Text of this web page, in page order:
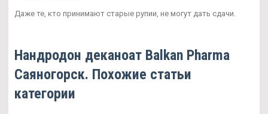
Даже те, кто принимают старые рупии, не могут дать сдачи.
Нандродон деканоат Balkan Pharma
Саяногорск. Похожие статьи
категории